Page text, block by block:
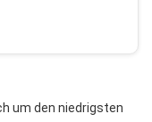
um den niedrigsten